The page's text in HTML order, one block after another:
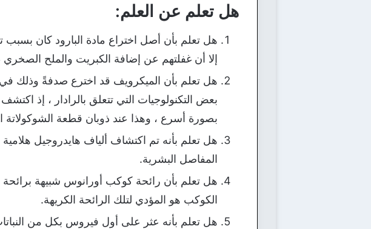
هل تعلم عن العلم:
إلا أن غفلتهم عن إضافة الكبريت والملح
هل تعلم بأن الميكرويف قد اخترع صدفةً وذلك
بعض التكنولوجيات التي تتعلق بالرادار ، إذ
بصورة أسرع ، وهذا عند ذوبان قطعة الشوكولاتة
المفاصل البشرية.
هل تعلم بأن رائحة كوكب أورانوس شبيهة برائحة
الكوكب هو المؤدي لتلك الرائحة الكريهة.
هل تعلم بأنه عثر على أول فيروس بكل من